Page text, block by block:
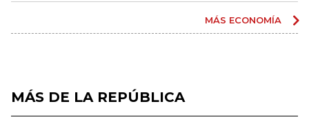
MÁS ECONOMÍA
MÁS DE LA REPÚBLICA